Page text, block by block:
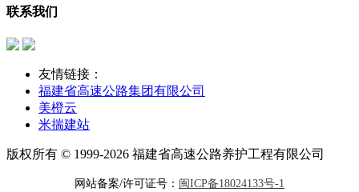
联系我们
友情链接：
福建省高速公路集团有限公司
美橙云
米揣建站
版权所有 © 1999-2026 福建省高速公路养护工程有限公司
网站备案/许可证号： 闽ICP备18024133号-1